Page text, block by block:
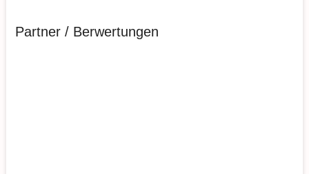
Partner / Berwertungen